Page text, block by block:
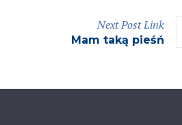
NextPostLink
Mam taką pieśń